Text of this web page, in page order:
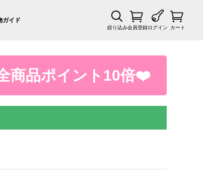
ガイド
絞り込み会員登録ログイン カート
商品ポイント10倍❤️